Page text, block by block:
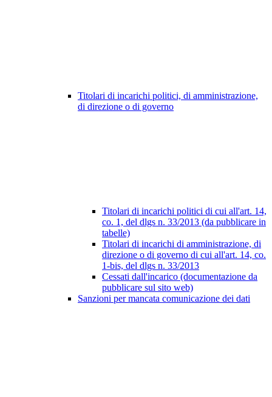
Titolari di incarichi politici, di amministrazione,
di direzione o di governo
Titolari di incarichi politici di cui all'art. 14,
co. 1, del dlgs n. 33/2013 (da pubblicare in
tabelle)
Titolari di incarichi di amministrazione, di
direzione o di governo di cui all'art. 14, co.
1-bis, del dlgs n. 33/2013
Cessati dall'incarico (documentazione da
pubblicare sul sito web)
Sanzioni per mancata comunicazione dei dati